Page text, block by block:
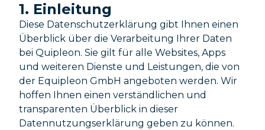
1. Einleitung
Diese Datenschutzerklärung gibt Ihnen einen
Überblick über die Verarbeitung Ihrer Daten
bei Quipleon. Sie gilt für alle Websites, Apps
und weiteren Dienste und Leistungen, die von
der Equipleon GmbH angeboten werden. Wir
hoffen Ihnen einen verständlichen und
transparenten Überblick in dieser
Datennutzungserklärung geben zu können.